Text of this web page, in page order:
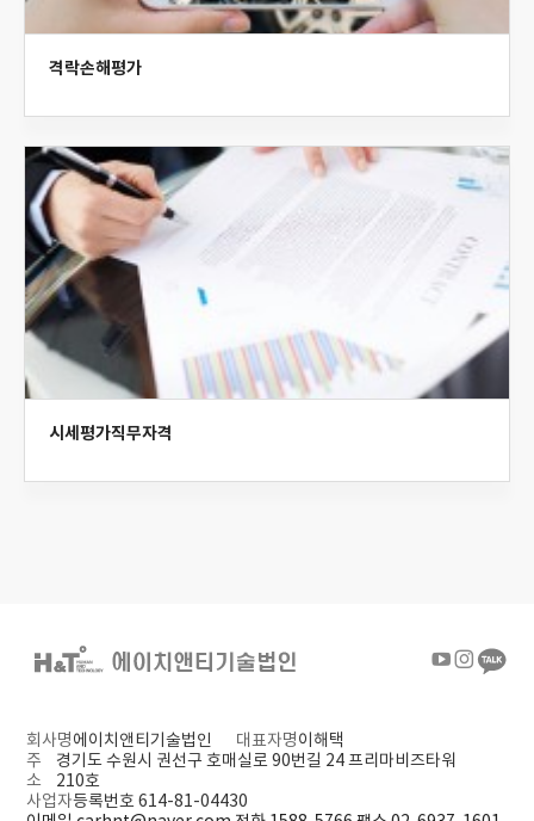
격락손해평가
시세평가직무자격
회사명에이치앤티기술법인 대표자명이해택
주
소
경기도 수원시 권선구 호매실로 90번길 24 프리마비즈타워
210호
사업자등록번호 614-81-04430